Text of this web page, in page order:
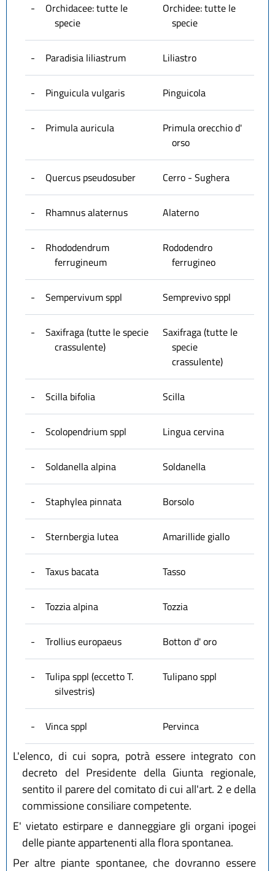
-
Orchidacee: tutte le
specie
Orchidee: tutte le
specie
- Paradisia liliastrum Liliastro
- Pinguicula vulgaris Pinguicola
- Primula auricula
Primula orecchio d'
orso
- Quercus pseudosuber Cerro - Sughera
- Rhamnus alaternus Alaterno
-
Rhododendrum
ferrugineum
Rododendro
ferrugineo
- Sempervivum sppl Semprevivo sppl
-
Saxifraga (tutte le specie
crassulente)
Saxifraga (tutte le
specie
crassulente)
- Scilla bifolia Scilla
- Scolopendrium sppl Lingua cervina
- Soldanella alpina Soldanella
- Staphylea pinnata Borsolo
- Sternbergia lutea Amarillide giallo
- Taxus bacata Tasso
- Tozzia alpina Tozzia
- Trollius europaeus Botton d' oro
-
Tulipa sppl (eccetto T.
silvestris)
Tulipano sppl
- Vinca sppl Pervinca
L'elenco, di cui sopra, potrà essere integrato con
decreto del Presidente della Giunta regionale,
sentito il parere del comitato di cui all'art. 2 e della
commissione consiliare competente.
E' vietato estirpare e danneggiare gli organi ipogei
delle piante appartenenti alla flora spontanea.
Per altre piante spontanee, che dovranno essere